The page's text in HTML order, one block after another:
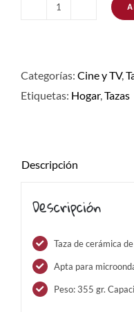
Categorías: Cine y TV,
Etiquetas: Hogar,Tazas
Descripción
Descripción
Taza de cerámica
Apta para
Peso: 355 gr.